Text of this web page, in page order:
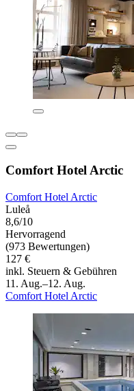
Comfort Hotel Arctic
Comfort Hotel Arctic
Luleå
8,6/10
Hervorragend
(973 Bewertungen)
127 €
inkl. Steuern & Gebühren
11. Aug.–12. Aug.
Comfort Hotel Arctic